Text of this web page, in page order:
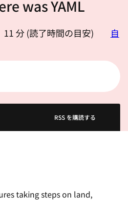
was YAML
11分 (読了時間の目安)
自
RSS を購読する
taking steps on land,